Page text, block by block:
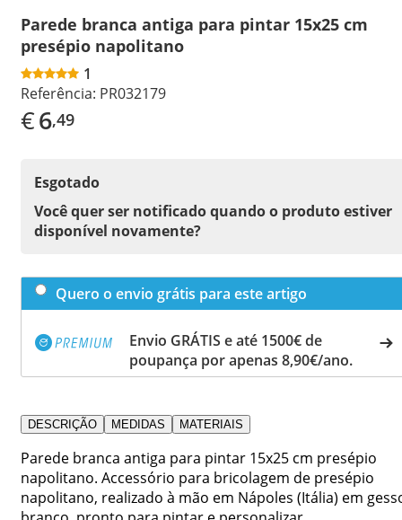
Parede branca antiga para pintar 15x25 cm
presépio napolitano
1
Referência: PR032179
€6,49
Esgotado
Você quer ser notificado quando o produto estiver
disponível novamente?
Quero o envio grátis para este artigo
Envio GRÁTIS e até 1500€ de
poupança por apenas 8,90€/ano.
DESCRIÇÃO MEDIDAS MATERIAIS
Parede branca antiga para pintar 15x25 cm presépio
napolitano. Accessório para bricolagem de presépio
napolitano, realizado à mão em Nápoles (Itália) em